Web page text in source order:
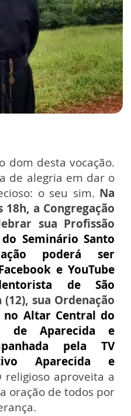
dom desta vocação.
de alegria em dar o
o seu sim. Na
a Congregação
sua Profissão
Seminário Santo
poderá ser
e YouTube
de São
sua Ordenação
no Altar Central do
de Aparecida e
pela TV
Aparecida e
religioso aproveita a
oração de todos por